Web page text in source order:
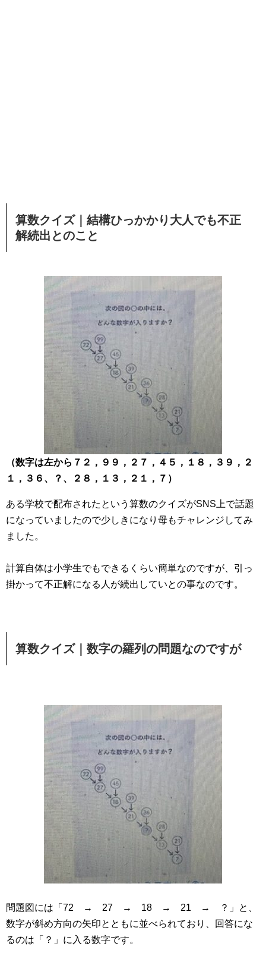
算数クイズ｜結構ひっかかり大人でも不正
解続出とのこと
（数字は左から７２，９９，２７，４５，１８，３９，２
１，３６、？、２８，１３，２１，７）
ある学校で配布されたという算数のクイズがSNS上で話題
になっていましたので少しきになり母もチャレンジしてみ
ました。
計算自体は小学生でもできるくらい簡単なのですが、引っ
掛かって不正解になる人が続出していとの事なのです。
算数クイズ｜数字の羅列の問題なのですが
問題図には「72 → 27 → 18 → 21 → ？」と、
数字が斜め方向の矢印とともに並べられており、回答にな
るのは「？」に入る数字です。